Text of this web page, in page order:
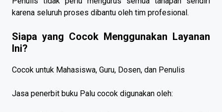
karena seluruh proses dibantu oleh tim profesional.
Siapa yang Cocok Menggunakan Layanan
Ini?
Cocok untuk Mahasiswa, Guru, Dosen, dan Penulis
Jasa penerbit buku Palu cocok digunakan oleh: